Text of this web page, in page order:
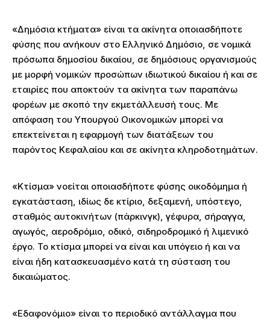
«Δημόσια κτήματα» είναι τα ακίνητα οποιασδήποτε
φύσης που ανήκουν στο Ελληνικό Δημόσιο, σε νομικά
πρόσωπα δημοσίου δικαίου, σε δημόσιους οργανισμούς
με μορφή νομικών προσώπων ιδιωτικού δικαίου ή και σε
εταιρίες που αποκτούν τα ακίνητα των παραπάνω
φορέων με σκοπό την εκμετάλλευσή τους. Με
απόφαση του Υπουργού Οικονομικών μπορεί να
επεκτείνεται η εφαρμογή των διατάξεων του
παρόντος Κεφαλαίου και σε ακίνητα κληροδοτημάτων.
«Κτίσμα» νοείται οποιασδήποτε φύσης οικοδόμημα ή
εγκατάσταση, ιδίως δε κτίριο, δεξαμενή, υπόστεγο,
σταθμός αυτοκινήτων (πάρκινγκ), γέφυρα, σήραγγα,
αγωγός, αεροδρόμιο, οδικό, σιδηροδρομικό ή λιμενικό
έργο. Το κτίσμα μπορεί να είναι και υπόγειο ή και να
είναι ήδη κατασκευασμένο κατά τη σύσταση του
δικαιώματος.
«Εδαφονόμιο» είναι το περιοδικό αντάλλαγμα που